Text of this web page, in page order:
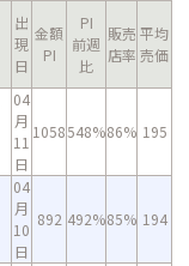
出
現
日
金額
PI
PI
前週
比
販売
店率
平均
売価
04
月
11
日
1058548%86% 195
04
月
10
日
892 492%85% 194